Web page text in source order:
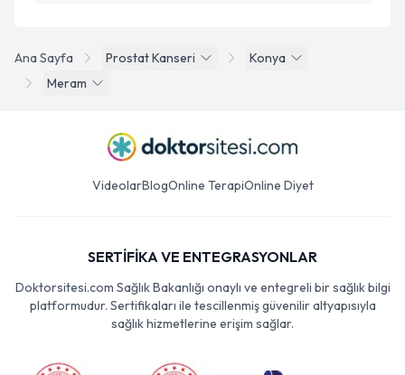
Ana Sayfa Prostat Kanseri
Konya
Meram
VideolarBlogOnline TerapiOnline Diyet
SERTİFİKA VE ENTEGRASYONLAR
Doktorsitesi.com Sağlık Bakanlığı onaylı ve entegreli bir sağlık bilgi
platformudur. Sertifikaları ile tescillenmiş güvenilir altyapısıyla
sağlık hizmetlerine erişim sağlar.